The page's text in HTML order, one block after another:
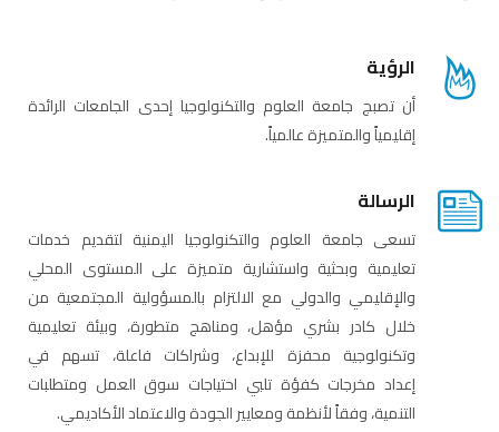
الرؤية
أن تصبج جامعة العلوم والتكنولوجيا إحدى الجامعات الرائدة
إقليمياً والمتميزة عالمياً.
الرسالة
تسعى جامعة العلوم والتكنولوجيا اليمنية لتقديم خدمات
تعليمية وبحثية واستشارية متميزة على المستوى المحلي
والإقليمي والدولي مع الالتزام بالمسؤولية المجتمعية من
خلال كادر بشري مؤهل، ومناهج متطورة، وبيئة تعليمية
وتكنولوجية محفزة للإبداع، وشراكات فاعلة، تسهم في
إعداد مخرجات كفؤة تلبي احتياجات سوق العمل ومتطلبات
التنمية، وفقاً لأنظمة ومعايير الجودة والاعتماد الأكاديمي.